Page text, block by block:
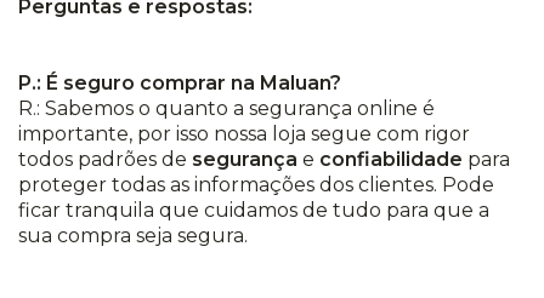
Perguntas e respostas:
P.: É seguro comprar na Maluan?
R.: Sabemos o quanto a segurança online é
importante, por isso nossa loja segue com rigor
todos padrões de segurança e confiabilidade para
proteger todas as informações dos clientes. Pode
ficar tranquila que cuidamos de tudo para que a
sua compra seja segura.